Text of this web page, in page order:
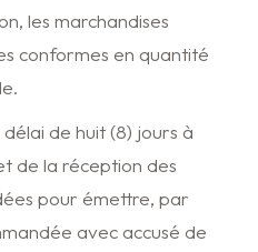
les marchandises
conformes en quantité
de huit (8) jours à
de la réception des
pour émettre, par
avec accusé de